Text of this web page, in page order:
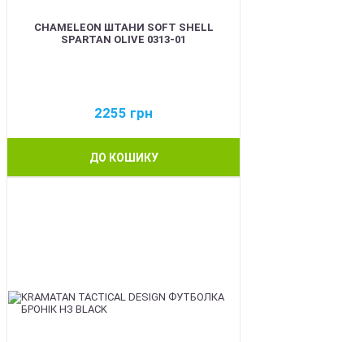
CHAMELEON ШТАНИ SOFT SHELL
SPARTAN OLIVE 0313-01
2255 грн
ДО КОШИКУ